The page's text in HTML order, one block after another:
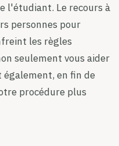
l'étudiant. Le recours à
personnes pour
les règles
seulement vous aider
également, en fin de
procédure plus